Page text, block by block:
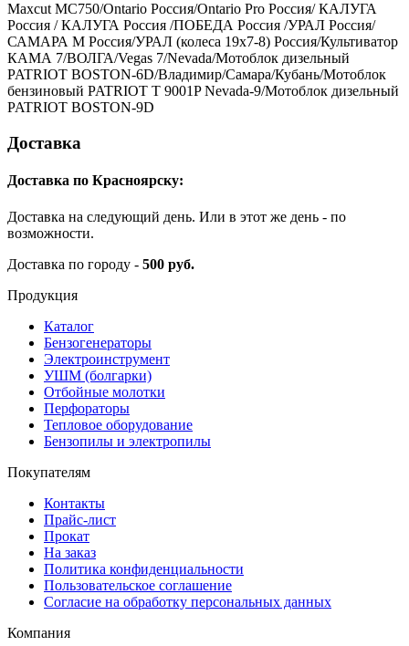
Maxcut MC750/Ontario Россия/Ontario Pro Россия/ КАЛУГА
Россия / КАЛУГА Россия /ПОБЕДА Россия /УРАЛ Россия/
САМАРА М Россия/УРАЛ (колеса 19х7-8) Россия/Культиватор
КАМА 7/ВОЛГА/Vegas 7/Nevada/Мотоблок дизельный
PATRIOT BOSTON-6D/Владимир/Самара/Кубань/Мотоблок
бензиновый PATRIOT Т 9001P Nevada-9/Мотоблок дизельный
PATRIOT BOSTON-9D
Доставка
Доставка по Красноярску:
Доставка на следующий день. Или в этот же день - по
возможности.
Доставка по городу - 500 руб.
Продукция
Каталог
Бензогенераторы
Электроинструмент
УШМ (болгарки)
Отбойные молотки
Перфораторы
Тепловое оборудование
Бензопилы и электропилы
Покупателям
Контакты
Прайс-лист
Прокат
На заказ
Политика конфиденциальности
Пользовательское соглашение
Согласие на обработку персональных данных
Компания